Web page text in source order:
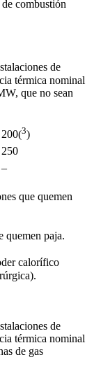
combustión
de
térmica nominal
que no sean
200(3)
250
–
que quemen
quemen paja.
calorífico
de
térmica nominal
de gas